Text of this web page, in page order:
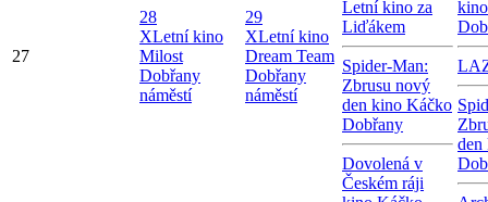
27
28
XLetní kino
Milost
Dobřany
náměstí
29
XLetní kino
Dream Team
Dobřany
náměstí
Letní kino za
Liďákem
Spider-Man:
Zbrusu nový
den kino Káčko
Dobřany
Dovolená v
Českém ráji
den